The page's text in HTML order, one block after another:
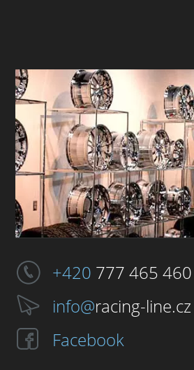
+420 777 465 460
info@racing-line.cz
Facebook